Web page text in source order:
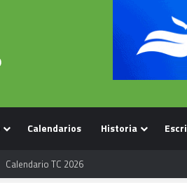
Calendarios Historia